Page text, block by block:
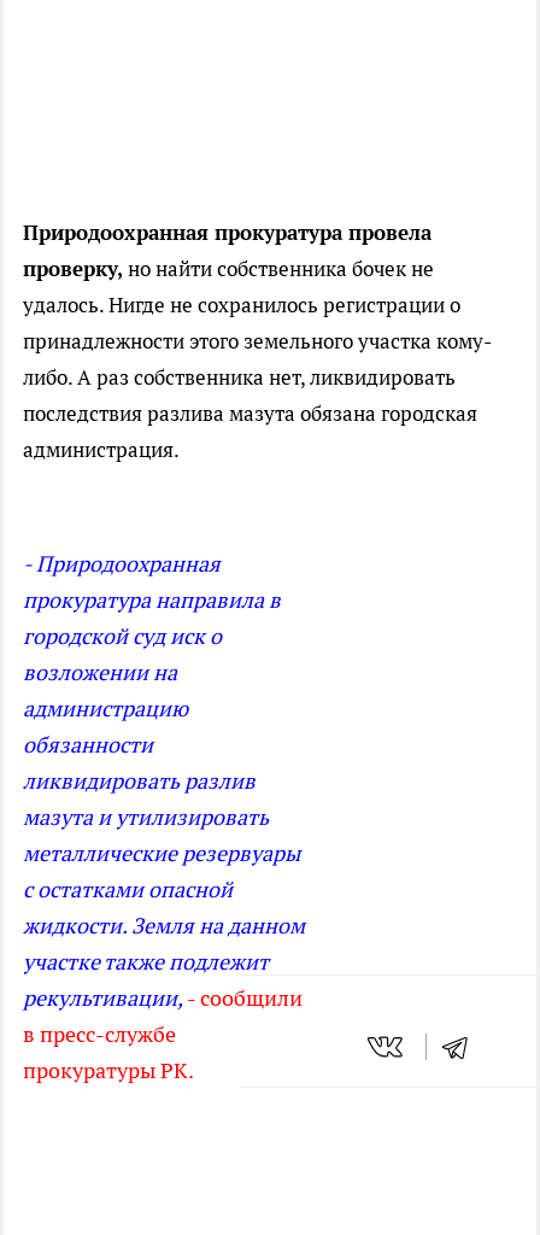
Природоохранная прокуратура провела
проверку, но найти собственника бочек не
удалось. Нигде не сохранилось регистрации о
принадлежности этого земельного участка кому-
либо. А раз собственника нет, ликвидировать
последствия разлива мазута обязана городская
администрация.
- Природоохранная
прокуратура направила в
городской суд иск о
возложении на
администрацию
обязанности
ликвидировать разлив
мазута и утилизировать
металлические резервуары
с остатками опасной
жидкости. Земля на данном
участке также подлежит
рекультивации, - сообщили
в пресс-службе
прокуратуры РК.